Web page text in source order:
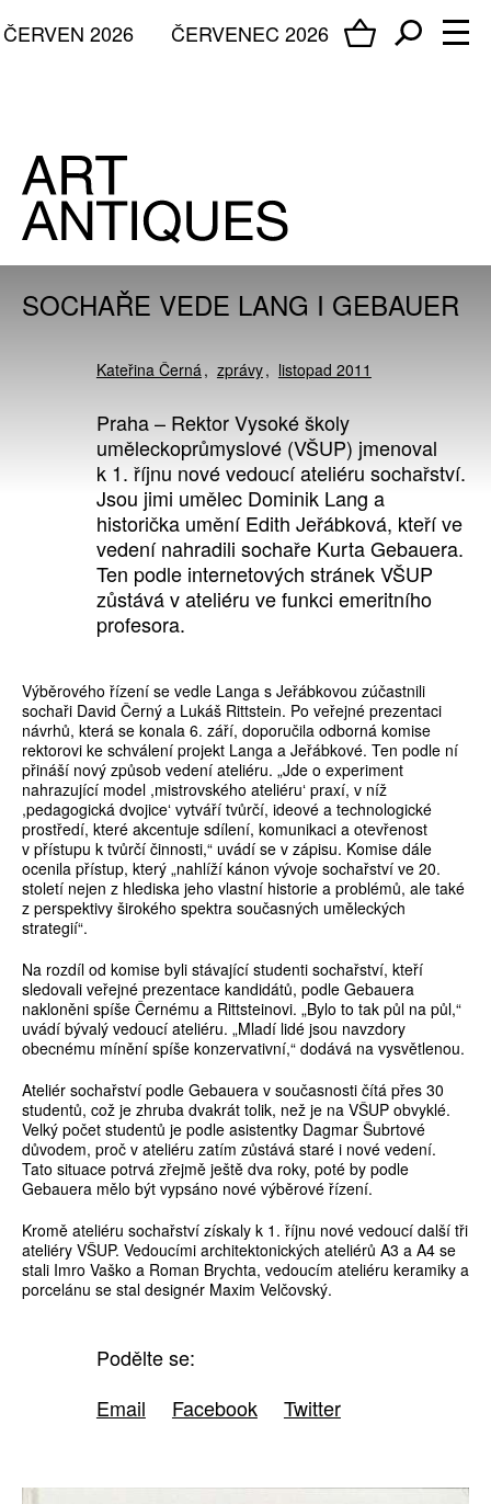
ČERVENEC 2026
ČERVEN 2026
SOCHAŘE VEDE LANG I GEBAUER
Kateřina Černá zprávy listopad 2011
Praha – Rektor Vysoké školy
uměleckoprůmyslové (VŠUP) jmenoval
k 1. říjnu nové vedoucí ateliéru sochařství.
Jsou jimi umělec Dominik Lang a
historička umění Edith Jeřábková, kteří ve
vedení nahradili sochaře Kurta Gebauera.
Ten podle internetových stránek VŠUP
zůstává v ateliéru ve funkci emeritního
profesora.
Výběrového řízení se vedle Langa s Jeřábkovou zúčastnili
sochaři David Černý a Lukáš Rittstein. Po veřejné prezentaci
návrhů, která se konala 6. září, doporučila odborná komise
rektorovi ke schválení projekt Langa a Jeřábkové. Ten podle ní
přináší nový způsob vedení ateliéru. „Jde o experiment
nahrazující model ,mistrovského ateliéruʻ praxí, v níž
,pedagogická dvojiceʻ vytváří tvůrčí, ideové a technologické
prostředí, které akcentuje sdílení, komunikaci a otevřenost
v přístupu k tvůrčí činnosti,“ uvádí se v zápisu. Komise dále
ocenila přístup, který „nahlíží kánon vývoje sochařství ve 20.
století nejen z hlediska jeho vlastní historie a problémů, ale také
z perspektivy širokého spektra současných uměleckých
strategií“.
Na rozdíl od komise byli stávající studenti sochařství, kteří
sledovali veřejné prezentace kandidátů, podle Gebauera
nakloněni spíše Černému a Rittsteinovi. „Bylo to tak půl na půl,“
uvádí bývalý vedoucí ateliéru. „Mladí lidé jsou navzdory
obecnému mínění spíše konzervativní,“ dodává na vysvětlenou.
Ateliér sochařství podle Gebauera v současnosti čítá přes 30
studentů, což je zhruba dvakrát tolik, než je na VŠUP obvyklé.
Velký počet studentů je podle asistentky Dagmar Šubrtové
důvodem, proč v ateliéru zatím zůstává staré i nové vedení.
Tato situace potrvá zřejmě ještě dva roky, poté by podle
Gebauera mělo být vypsáno nové výběrové řízení.
Kromě ateliéru sochařství získaly k 1. říjnu nové vedoucí další tři
ateliéry VŠUP. Vedoucími architektonických ateliérů A3 a A4 se
stali Imro Vaško a Roman Brychta, vedoucím ateliéru keramiky a
porcelánu se stal designér Maxim Velčovský.
Podělte se:
Email
Facebook Twitter